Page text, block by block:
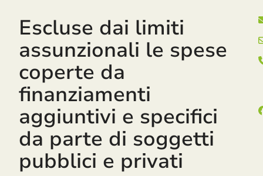
Escluse dai limiti
assunzionali le spese
coperte da
finanziamenti
aggiuntivi e specifici
da parte di soggetti
pubblici e privati